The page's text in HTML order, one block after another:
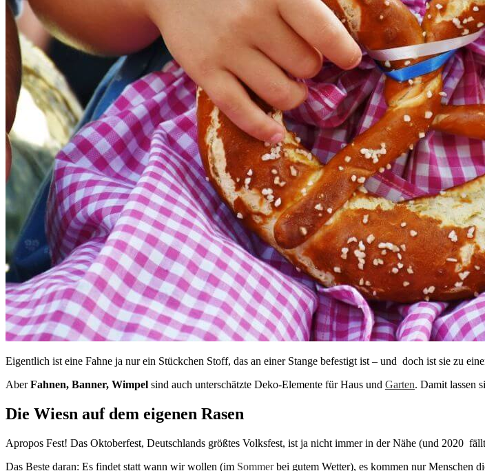
Eigentlich ist eine Fahne ja nur ein Stückchen Stoff, das an einer Stange befestigt ist – und doch ist sie zu
AberFahnen, Banner, Wimpel sind auch unterschätzte Deko-Elemente für Haus und Garten. Damit lassen
Die Wiesn auf dem eigenen Rasen
Apropos Fest! Das Oktoberfest, Deutschlands größtes Volksfest, ist ja nicht immer in der Nähe (und 2020
Das Beste daran: Es findet statt wann wir wollen (im Sommerbei gutem Wetter), es kommen nur Menschen